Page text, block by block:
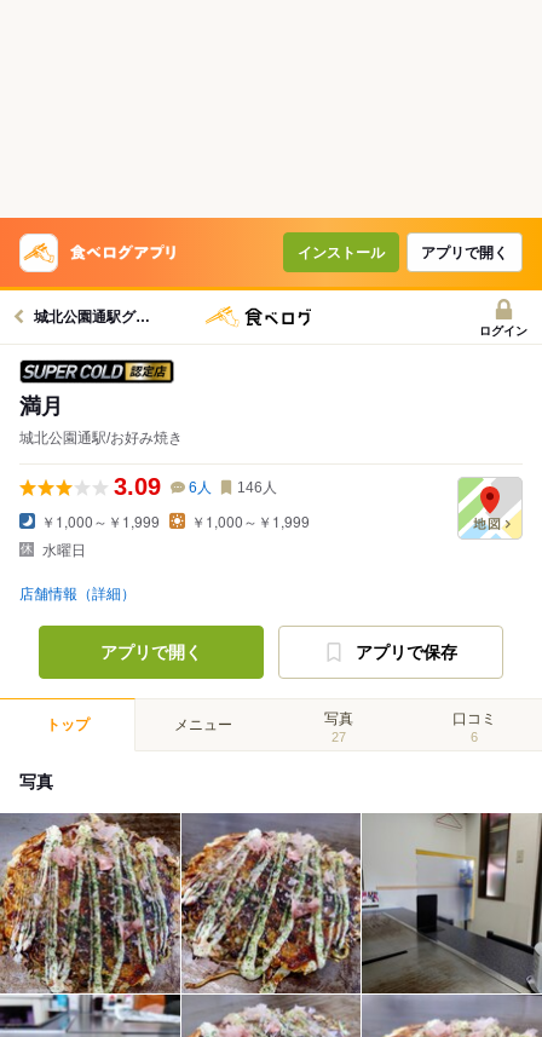
インストール アプリで開く
城北公園通駅グルメへ
ログイン
満月
城北公園通駅/お好み焼き
3.09 6 人 146 人
￥1,000～￥1,999
￥1,000～￥1,999
水曜日
店舗情報（詳細）
アプリで開く アプリで保存
トップ メニュー 写真
27
口コミ
6
写真